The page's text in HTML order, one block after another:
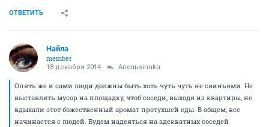
ОТВЕТИТЬ
Найла
member
18 декабря 2014 Апельsinnka
Опять же и сами люди должны быть хоть чуть чуть не свиньями. Не
выставлять мусор на площадку, чтоб соседи, выходя из квартиры, не
вдыхали этот божественный аромат протухшей еды. В общем, все
начинается с людей. Будем надеяться на адекватных соседей